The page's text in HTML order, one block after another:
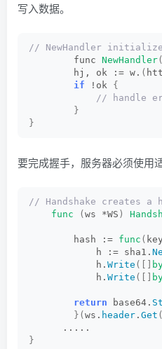
写入数据。
// NewHandler
        func
NewHandler(
        hj, ok := w.
(
if !ok {
// handle
}
}
要完成握手，服务器必须使用
// Handshake creates a
func
( ws *WS )
        hash :=
func (
            h := sha1.
            h.
Write ([]
            h.
Write ([]
return base64.
}( ws. header . Get (
      .....
}